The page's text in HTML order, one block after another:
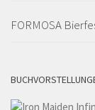
FORMOSA